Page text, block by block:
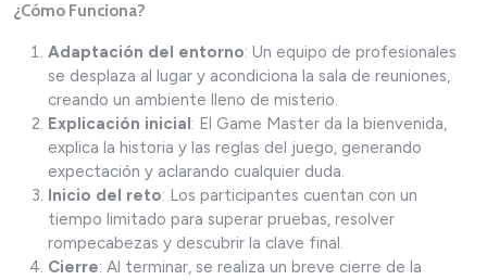
¿Cómo Funciona?
Adaptación del entorno: Un equipo de profesionales
se desplaza al lugar y acondiciona la sala de reuniones,
creando un ambiente lleno de misterio.
Explicación inicial: El Game Master da la bienvenida,
explica la historia y las reglas del juego, generando
expectación y aclarando cualquier duda.
Inicio del reto: Los participantes cuentan con un
tiempo limitado para superar pruebas, resolver
rompecabezas y descubrir la clave final.
Cierre: Al terminar, se realiza un breve cierre de la